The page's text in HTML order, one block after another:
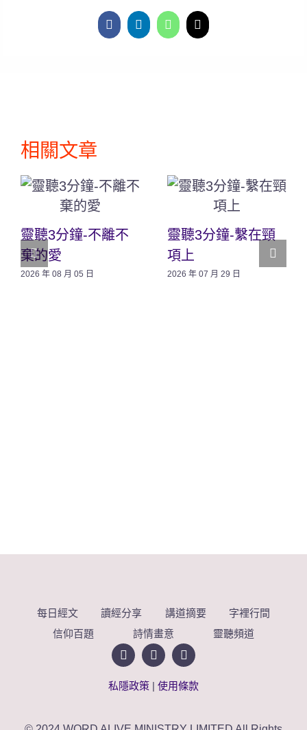
相關文章
靈聽3分鐘-不離不
棄的愛
2026 年 08 月 05 日
靈聽3分鐘-繫在頸
項上
2026 年 07 月 29 日
每日經文 讀經分享 講道摘要
字裡行間
信仰百題
詩情畫意 靈聽頻道
私隱政策 | 使用條款